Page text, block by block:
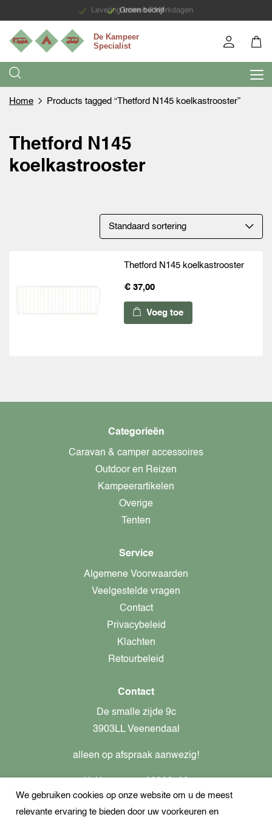
Groen bedrijf
Levering binnen 7 werkdagen
Home Products tagged “Thetford N145 koelkastrooster”
Thetford N145
koelkastrooster
Thetford N145 koelkastrooster
€ 37,00
Voeg toe
Categorieën
Caravan & camper accessoires
Outdoor en Reizen
Kampeerartikelen
Overige
Tenten
Service
Algemene Voorwaarden
Veelgestelde vragen
Contact
Privacybeleid
Klachten
Retourbeleid
Contact
De smalle zijde 9c
3903LL Veenendaal
alleen op afspraak aanwezig!
Btw-nummer: nl862437301B01
We gebruiken cookies op onze website om u de meest
relevante ervaring te bieden door uw voorkeuren en